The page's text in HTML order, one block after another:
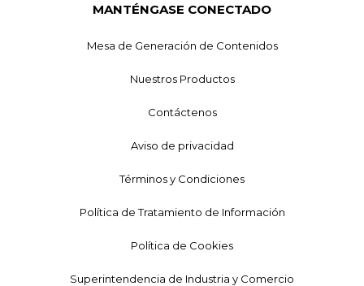
MANTÉNGASE CONECTADO
Mesa de Generación de Contenidos
Nuestros Productos
Contáctenos
Aviso de privacidad
Términos y Condiciones
Política de Tratamiento de Información
Política de Cookies
Superintendencia de Industria y Comercio